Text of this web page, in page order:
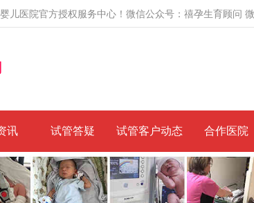
儿医院官方授权服务中心！微信公众号：禧孕生育顾问
讯 试管答疑 试管客户动态 合作医院